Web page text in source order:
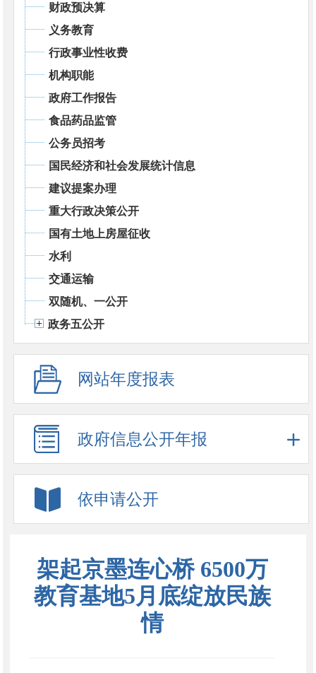
财政预决算
义务教育
行政事业性收费
机构职能
政府工作报告
食品药品监管
公务员招考
国民经济和社会发展统计信息
建议提案办理
重大行政决策公开
国有土地上房屋征收
水利
交通运输
双随机、一公开
政务五公开
网站年度报表
政府信息公开年报
依申请公开
架起京墨连心桥 6500万
教育基地5月底绽放民族
情